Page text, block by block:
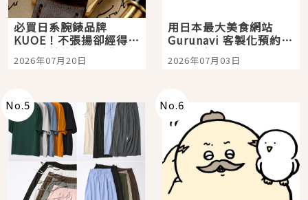
必買日系腕錶品牌
KUOE！不張揚卻經得起
時間洗鍊的經典之作五
選
2026年07月20日
用日本最大美食網站
Gurunavi 客製化預約九
大都市餐廳，打造專屬
美食體驗！
2026年07月03日
No.5 No.6